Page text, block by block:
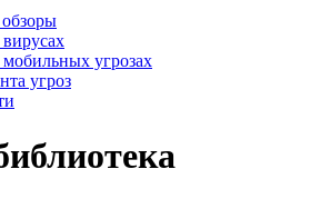
угрозах
угроз